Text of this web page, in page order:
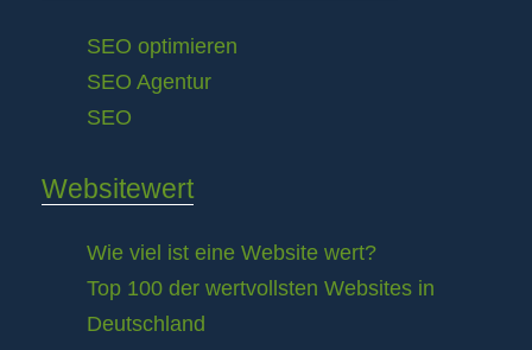
SEO optimieren
SEO Agentur
SEO
Websitewert
Wie viel ist eine Website wert?
Top 100 der wertvollsten Websites in
Deutschland